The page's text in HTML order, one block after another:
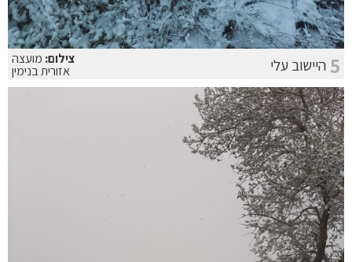
5 היישוב עלי צילום: מועצה
אזורית בנימין